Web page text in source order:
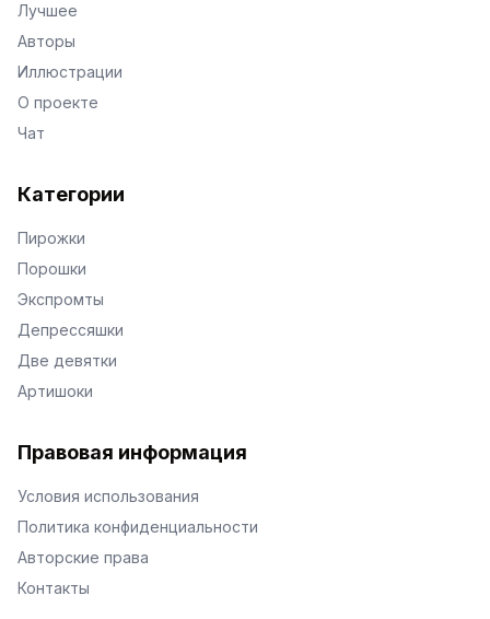
Лучшее
Авторы
Иллюстрации
О проекте
Чат
Категории
Пирожки
Порошки
Экспромты
Депрессяшки
Две девятки
Артишоки
Правовая информация
Условия использования
Политика конфиденциальности
Авторские права
Контакты